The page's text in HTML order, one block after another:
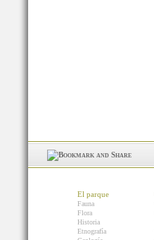
El parque
Fauna
Flora
Historia
Etnografía